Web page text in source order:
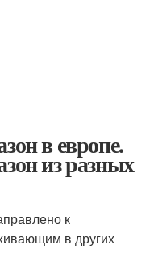
в европе.
из разных
к
в других